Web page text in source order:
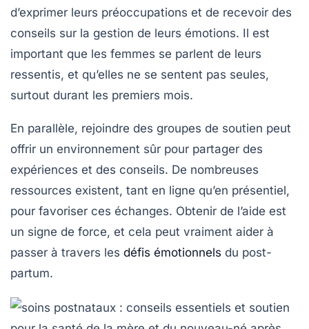
d’exprimer leurs préoccupations et de recevoir des
conseils sur la gestion de leurs émotions. Il est
important que les femmes se parlent de leurs
ressentis, et qu’elles ne se sentent pas seules,
surtout durant les premiers mois.
En parallèle, rejoindre des groupes de soutien peut
offrir un environnement sûr pour partager des
expériences et des conseils. De nombreuses
ressources existent, tant en ligne qu’en présentiel,
pour favoriser ces échanges. Obtenir de l’aide est
un signe de force, et cela peut vraiment aider à
passer à travers les défis émotionnels du post-
partum.